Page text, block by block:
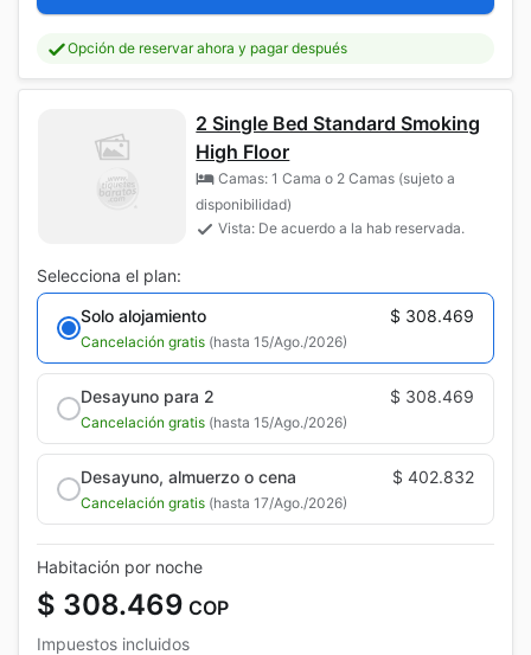
Opción de reservar ahora y pagar después
2 Single Bed Standard Smoking
High Floor
Camas: 1 Cama o 2 Camas (sujeto a
disponibilidad)
Vista: De acuerdo a la hab reservada.
Selecciona el plan:
Solo alojamiento
$ 308.469
Cancelación gratis (hasta 15/Ago./2026)
Desayuno para 2 $ 308.469
Cancelación gratis (hasta 15/Ago./2026)
Desayuno, almuerzo o cena $ 402.832
Cancelación gratis (hasta 17/Ago./2026)
Habitación por noche
$ 308.469 COP
Impuestos incluidos